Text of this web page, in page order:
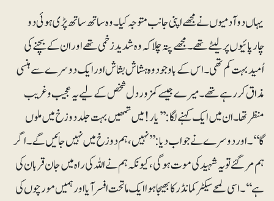
یہاں دو آدمیوں نے مجھے اپنی جانب متوجہ کیا۔ وہ ساتھ ساتھ پڑی ہوئی دو
چارپائیوں پر لیٹے تھے۔ مجھے پتہ چلا کہ وہ شدید زخمی تھے اور ان کے بچنے کی
اُمید بہت کم تھی۔ اس کے باوجود وہ ہشاش بشاش اور ایک دوسرے سے ہنسی
مذاق کر رہے تھے۔ میرے جیسے کمزور دل شخص کے لیے یہ عجیب و غریب
منظر تھا۔ ان میں ایک کہنے لگا: ’’یار! میں تمھیں بہت جلد دوزخ میں ملوں
گا‘‘۔ اور دوسرے نے جواب دیا: ’’نہیں، ہم دوزخ میں نہیں جائیں گے۔ اگر
ہم مرگئے تو یہ شہید کی موت ہوگی، کیونکہ ہم نے اللہ کی راہ میں جان قربان کی
ہے‘‘۔ اسی لمحے سیکٹر کمانڈر کا بھیجا ہوا ایک ماتحت افسر آیا اور ہمیں مورچوں کی